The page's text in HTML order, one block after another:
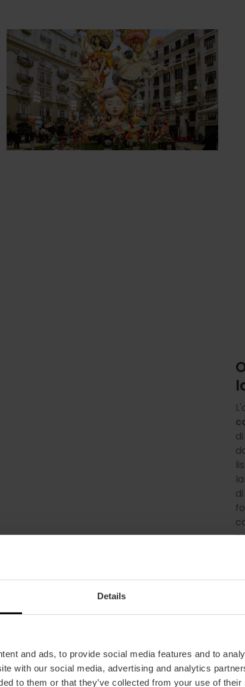
Details
and ads, to provide social media features and to
with our social media, advertising and analytics
to them or that they’ve collected from your use of
di